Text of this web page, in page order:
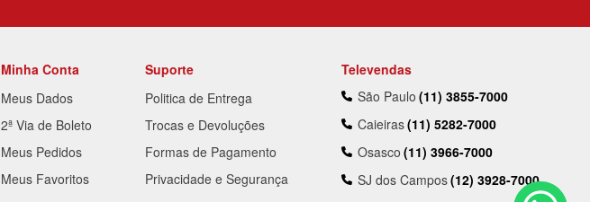
Minha Conta
Meus Dados
2ª Via de Boleto
Meus Pedidos
Meus Favoritos
Suporte
Politica de Entrega
Trocas e Devoluções
Formas de Pagamento
Privacidade e Segurança
Televendas
São Paulo (11) 3855-7000
Caieiras(11) 5282-7000
Osasco (11) 3966-7000
SJ dos Campos(12) 3928-7000